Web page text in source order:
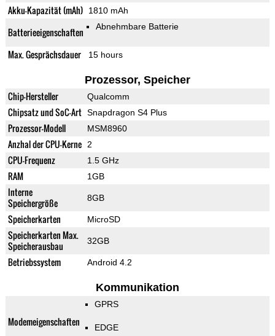
Akku-Kapazität (mAh)
1810 mAh
Batterieeigenschaften Abnehmbare Batterie
Max. Gesprächsdauer 15 hours
Prozessor, Speicher
Chip-Hersteller Qualcomm
Chipsatz und SoC-Art Snapdragon S4 Plus
Prozessor-Modell MSM8960
Anzhal der CPU-Kerne 2
CPU-Frequenz 1.5 GHz
RAM 1GB
Interne
Speichergröße
8GB
Speicherkarten MicroSD
Speicherkarten Max.
Speicherausbau
32GB
Betriebssystem Android 4.2
Kommunikation
Modemeigenschaften
GPRS
EDGE